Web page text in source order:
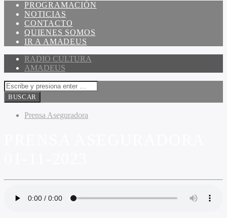
PROGRAMACIÓN
NOTICIAS
CONTACTO
QUIENES SOMOS
IR A AMADEUS
RADIO CULTURA
AMADEUS
Prensa Aseguradora